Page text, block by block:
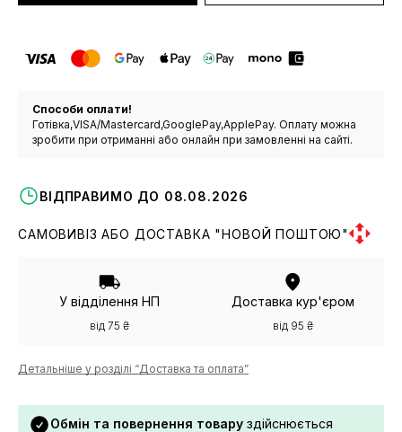
Способи оплати!
Готівка,VISA/Mastercard,GooglePay,ApplePay. Оплату можна
зробити при отриманні або онлайн при замовленні на сайті.
ВІДПРАВИМО ДО 08.08.2026
САМОВИВІЗ АБО ДОСТАВКА "НОВОЙ ПОШТОЮ"
У відділення НП
від 75 ₴
Доставка кур'єром
від 95 ₴
Детальніше у розділі “Доставка та оплата”
Обмін та повернення товару здійснюється